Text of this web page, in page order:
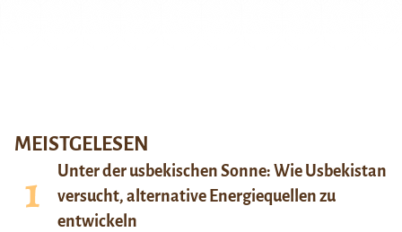
MEISTGELESEN
Unter der usbekischen Sonne: Wie Usbekistan
versucht, alternative Energiequellen zu
entwickeln